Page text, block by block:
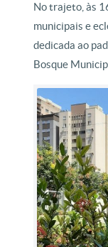
No trajeto, às
municipais e
dedicada ao
Bosque